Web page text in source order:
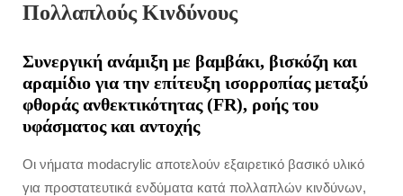
Πολλαπλούς Κινδύνους
Συνεργική ανάμιξη με βαμβάκι, βισκόζη και
αραμίδιο για την επίτευξη ισορροπίας μεταξύ
φθοράς ανθεκτικότητας (FR), ροής του
υφάσματος και αντοχής
Οι νήματα modacrylic αποτελούν εξαιρετικό βασικό υλικό
για προστατευτικά ενδύματα κατά πολλαπλών κινδύνων,